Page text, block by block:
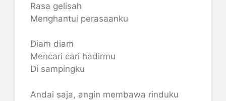
Rasa gelisah
Menghantui perasaanku
Diam diam
Mencari cari hadirmu
Di sampingku
Andai saja, angin membawa rinduku